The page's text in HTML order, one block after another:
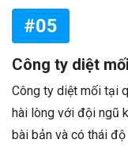
#05
Công ty diệt
Công ty diệt mối tại
hài lòng với đội ngũ
bài bản và có thái độ